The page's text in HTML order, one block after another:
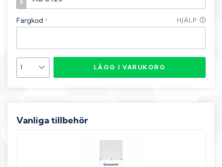
Färgkod * HJÄLP
LÄGG I VARUKORG
Vanliga tillbehör